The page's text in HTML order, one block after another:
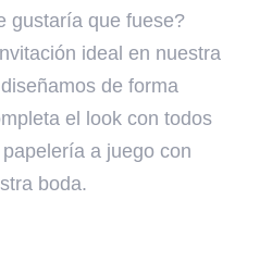
gustaría que fuese?
ideal en nuestra
de forma
el look con todos
a juego con
boda.